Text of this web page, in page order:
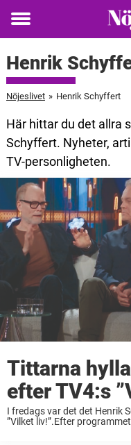
Toggle
Henrik
Nöjeslivet » Henrik Schyffert
Här hittar du det allra
Schyffert. Nyheter,
TV-personligheten.
Tittarna
efter TV4:s
I fredags var det det Henrik
”Vilket liv!”.Efter